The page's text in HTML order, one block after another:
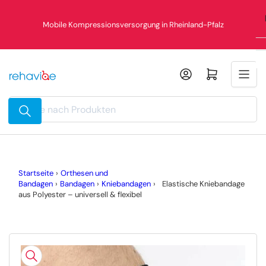
Mobile Kompressionsversorgung in Rheinland-Pfalz
Suche
nach
Produkten
Mini-Warenkorb öffnen
Startseite › Orthesen und
Bandagen › Bandagen › Kniebandagen ›
Elastische Kniebandage
aus Polyester – universell & flexibel
Produktinformationen